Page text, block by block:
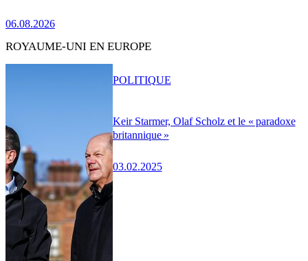
06.08.2026
ROYAUME-UNI EN EUROPE
Keir Starmer, Olaf Scholz et le « paradoxe
britannique »
03.02.2025
POLITIQUE